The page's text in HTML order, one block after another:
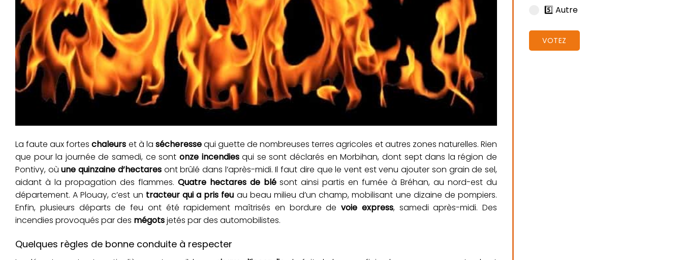
La faute aux forteschaleurs et à la sécheressequi guette de nombreuses terres agricoles et autres zones naturelles. Rien
que pour la journée de samedi, ce sont onze incendiesqui se sont déclarés en Morbihan, dont sept dans la région de
Pontivy, oùune quinzaine d’hectaresont brûlé dans l’après-midi. Il faut dire que le vent est venu ajouter son grain de sel,
aidant à la propagation des flammes. Quatre hectares de blésont ainsi partis en fumée à Bréhan, au nord-est du
département. A Plouay, c’est un tracteur qui a pris feu au beau milieu d’un champ, mobilisant une dizaine de pompiers.
Enfin, plusieurs départs de feu ont été rapidement maîtrisés en bordure de voie express, samedi après-midi. Des
incendies provoqués par des mégotsjetés par des automobilistes.
Quelques règles de bonne conduite à respecter
5️⃣ Autre
VOTEZ